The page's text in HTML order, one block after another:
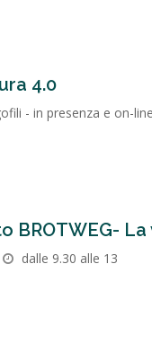
4.0
- in presenza e on-line
BROTWEG-
dalle 9.30 alle 13